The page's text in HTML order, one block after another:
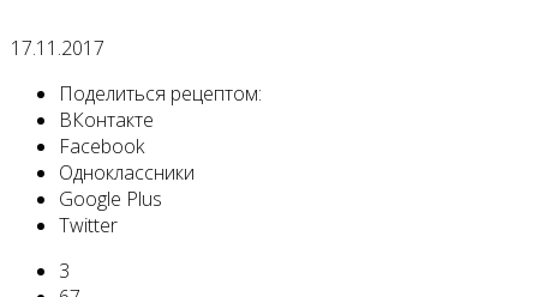
17.11.2017
Поделиться рецептом:
ВКонтакте
Facebook
Одноклассники
Google Plus
Twitter
3